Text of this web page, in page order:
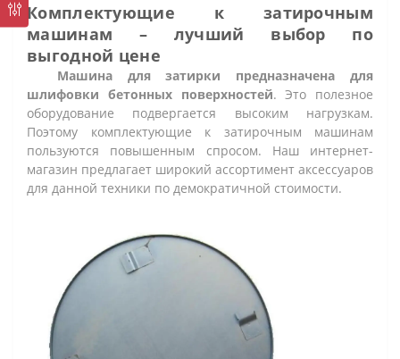
Комплектующие к затирочным
машинам – лучший выбор по
выгодной цене
Машина для затирки предназначена для
шлифовки бетонных поверхностей. Это полезное
оборудование подвергается высоким нагрузкам.
Поэтому комплектующие к затирочным машинам
пользуются повышенным спросом. Наш интернет-
магазин предлагает широкий ассортимент аксессуаров
для данной техники по демократичной стоимости.